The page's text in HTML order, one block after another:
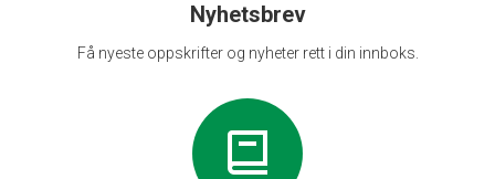
Nyhetsbrev
Få nyeste oppskrifter og nyheter rett i din innboks.